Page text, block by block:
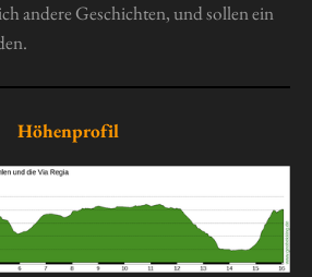
andere Geschichten, und sollen ein
Höhenprofil